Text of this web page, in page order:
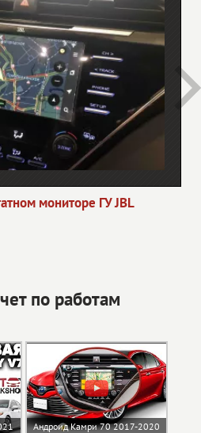
мониторе ГУ JBL
по работам
Андроид Камри 70 2017-2020